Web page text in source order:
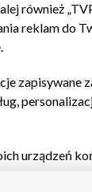
również
reklam do
zapisywane
urządzeń